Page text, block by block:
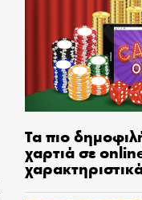
Τα πιο
χαρτιά σε